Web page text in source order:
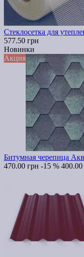
Стеклосетка для
577.50 грн
Новинки
Акция
Битумная черепица
470.00 грн -15 % 400.00